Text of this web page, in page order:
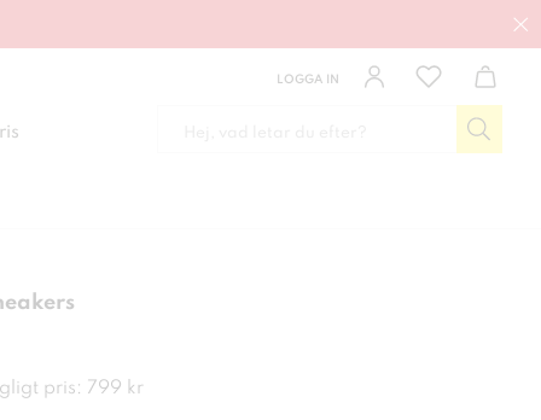
LOGGA IN
pris: 799 kr